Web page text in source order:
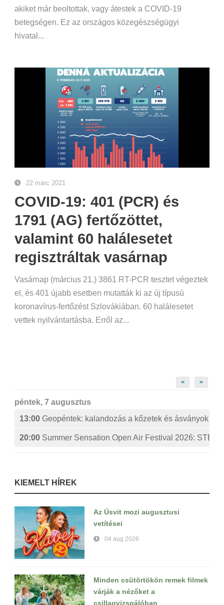
akiket már beoltottak, vagy átestek a COVID-19
betegségen. Ez az országos közegészségügyi
hivatal...
22 márc 2021
COVID-19: 401 (PCR) és
1791 (AG) fertőzöttet,
valamint 60 halálesetet
regisztráltak vasárnap
Vasárnap (március 21.) 3861 RT-PCR tesztet végeztek
el, és 401 újabb esetben mutatták ki az új típusú
koronavírus-fertőzést Szlovákiában. 60 halálesetet
vettek nyilvántartásba. Erről az...
< >
péntek, 7 augusztus
13:00 Geopéntek: kalandozás a kőzetek és ásványok
20:00 Summer Sensation Open Air Festival 2026:
KIEMELT HÍREK
Az Úsvit mozi augusztusi
vetítései
04 aug 2026
Minden csütörtökön remek filmek
várják a nézőket a
csillagvizsgálóban